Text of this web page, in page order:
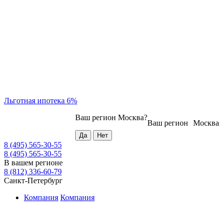
Льготная ипотека 6%
Москва
Ваш регион
Ваш регион Москва?
8 (495) 565-30-55
8 (495) 565-30-55
В вашем регионе
8 (812) 336-60-79
Санкт-Петербург
Компания Компания